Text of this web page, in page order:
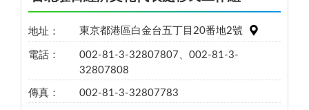
地址： 東京都港區白金台五丁目20番地2號
電話：
002-81-3-32807807、002-81-3-
32807808
傳真： 002-81-3-32807783